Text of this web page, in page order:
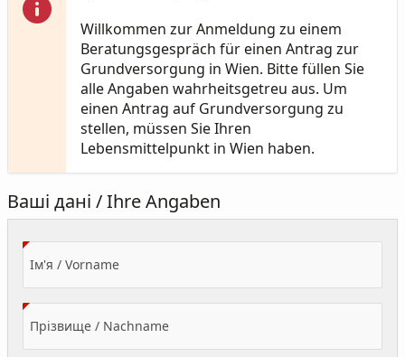
Willkommen zur Anmeldung zu einem
Beratungsgespräch für einen Antrag zur
Grundversorgung in Wien. Bitte füllen Sie
alle Angaben wahrheitsgetreu aus. Um
einen Antrag auf Grundversorgung zu
stellen, müssen Sie Ihren
Lebensmittelpunkt in Wien haben.
Ваші дані / Ihre Angaben
Ім'я / Vorname(Value Required)
Прізвище / Nachname(Value Required)